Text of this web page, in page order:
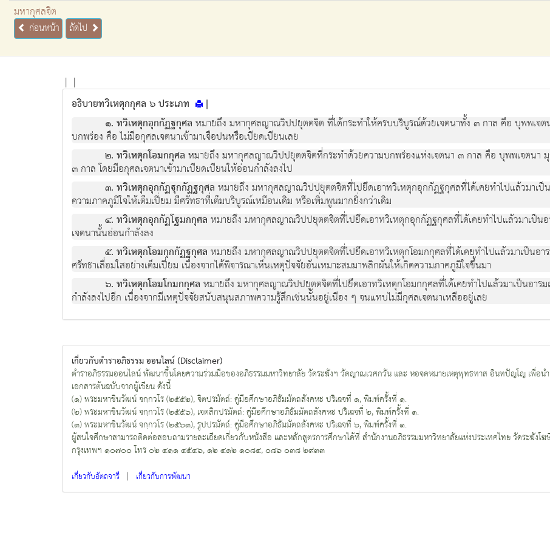
มหากุศลจิต
ก่อนหน้า ถัดไป
| |
อธิบายทวิเหตุกกุศล ๖ ประเภท
|
๑. ทวิเหตุกอุกกัฏฐกุศล หมายถึง มหากุศลญาณวิปปยุตตจิต ที่ได้กระทำให้ครบบริบูรณ์ด้วยเจตนาทั้ง ๓ กาล คือ บุพพเจต
บกพร่อง คือ ไม่มีอกุศลเจตนาเข้ามาเจือปนหรือเบียดเบียนเลย
๒. ทวิเหตุกโอมกกุศล หมายถึง มหากุศลญาณวิปปยุตตจิตที่กระทำด้วยความบกพร่องแห่งเจตนา ๓ กาล คือ บุพพเจตนา
๓ กาล โดยมีอกุศลเจตนาเข้ามาเบียดเบียนให้อ่อนกำลังลงไป
๓. ทวิเหตุกอุกกัฏฐุกกัฏฐกุศล หมายถึง มหากุศลญาณวิปปยุตตจิตที่ไปยึดเอาทวิเหตุกอุกกัฏฐกุศลที่ได้เคยทำไปแล้วมาเป็
ความภาคภูมิใจให้เต็มเปี่ยม มีศรัทธาที่เต็มบริบูรณ์เหมือนเดิม หรือเพิ่มพูนมากยิ่งกว่าเดิม
๔. ทวิเหตุกอุกกัฏโฐมกกุศล หมายถึง มหากุศลญาณวิปปยุตตจิตที่ไปยึดเอาทวิเหตุกอุกกัฏฐกุศลที่ได้เคยทำไปแล้วมาเป็น
เจตนานั้นอ่อนกำลังลง
๕. ทวิเหตุกโอมกุกกัฏฐกุศล หมายถึง มหากุศลญาณวิปปยุตตจิตที่ไปยึดเอาทวิเหตุกโอมกกุศลที่ได้เคยทำไปแล้วมาเป็นอ
ศรัทธาเลื่อมใสอย่างเต็มเปี่ยม เนื่องจากได้พิจารณาเห็นเหตุปัจจัยอันเหมาะสมมาพลิกผันให้เกิดความภาคภูมิใจขึ้นมา
๖. ทวิเหตุกโอมโกมกกุศล หมายถึง มหากุศลญาณวิปปยุตตจิตที่ไปยึดเอาทวิเหตุกโอมกกุศลที่ได้เคยทำไปแล้วมาเป็นอา
กำลังลงไปอีก เนื่องจากมีเหตุปัจจัยสนับสนุนสภาพความรู้สึกเช่นนั้นอยู่เนือง ๆ จนแทบไม่มีกุศลเจตนาเหลืออยู่เลย
เกี่ยวกับตำราอภิธรรม ออนไลน์ (Disclaimer)
ตำราอภิธรรมออนไลน์ พัฒนาขึ้นโดยความร่วมมือของอภิธรรมมหาวิทยาลัย วัดระฆังฯ วัดญาณเวศกวัน และ หอจดหมายเหตุพุทธทาส อินทปัญโญ เพื่อน
เอกสารต้นฉบับจากผู้เขียน ดังนี้
(๑) พระมหาชินวัฒน์ จกฺกวโร (๒๕๕๒), จิตปรมัตถ์: คู่มือศึกษาอภิธัมมัตถสังคหะ ปริเฉจที่ ๑, พิมพ์ครั้งที่ ๑.
(๒) พระมหาชินวัฒน์ จกฺกวโร (๒๕๕๖), เจตสิกปรมัตถ์: คู่มือศึกษาอภิธัมมัตถสังคหะ ปริเฉจที่ ๒, พิมพ์ครั้งที่ ๑.
(๓) พระมหาชินวัฒน์ จกฺกวโร (๒๕๖๓), รูปปรมัตถ์: คู่มือศึกษาอภิธัมมัตถสังคหะ ปริเฉจที่ ๖, พิมพ์ครั้งที่ ๑.
ผู้สนใจศึกษาสามารถติดต่อสอบถามรายละเอียดเกี่ยวกับหนังสือ และหลักสูตรการศึกษาได้ที่ สำนักงานอภิธรรมมหาวิทยาลัยแห่งประเทศไทย วัดระฆังโ
กรุงเทพฯ ๑๐๗๐๐ โทร ๐๒ ๔๑๑ ๔๕๔๖, ๑๒ ๔๑๒ ๑๐๘๔, ๐๘๖ ๐๓๘ ๒๙๓๓
เกี่ยวกับอัตถจารี | เกี่ยวกับการพัฒนา